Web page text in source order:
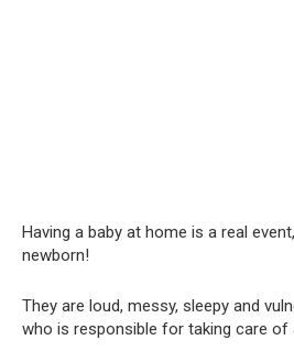
Having a baby at home is a real
newborn!
They are loud, messy, sleepy and
who is responsible for taking care of